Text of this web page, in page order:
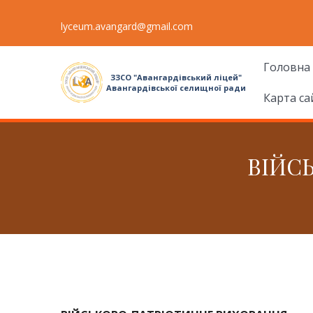
lyceum.avangard@gmail.com
ЗЗСО "Авангардівський ліцей"
Авангардівської селищної ради
Головна
Карта